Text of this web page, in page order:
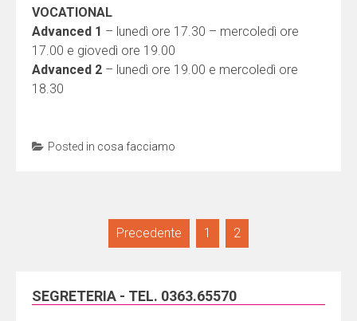
VOCATIONAL
Advanced 1 – lunedì ore 17.30 – mercoledì ore
17.00 e giovedì ore 19.00
Advanced 2 – lunedì ore 19.00 e mercoledì ore
18.30
Posted in cosa facciamo
Precedente 1 2
SEGRETERIA - TEL. 0363.65570